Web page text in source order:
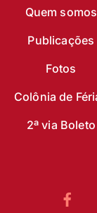
Quem somos
Publicações
Fotos
Colônia de
2ª via Boleto